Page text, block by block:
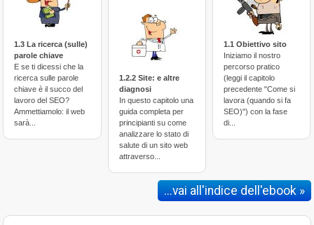
1.3 La ricerca (sulle)
parole chiave
E se ti dicessi che la
ricerca sulle parole
chiave è il succo del
lavoro del SEO?
Ammettiamolo: il web
sarà...
1.2.2 Site: e altre
diagnosi
In questo capitolo una
guida completa per
principianti su come
analizzare lo stato di
salute di un sito web
attraverso...
1.1 Obiettivo sito
Iniziamo il nostro
percorso pratico
(leggi il capitolo
precedente "Come si
lavora (quando si fa
SEO)") con la fase
di...
...vai all'indice dell'ebook »